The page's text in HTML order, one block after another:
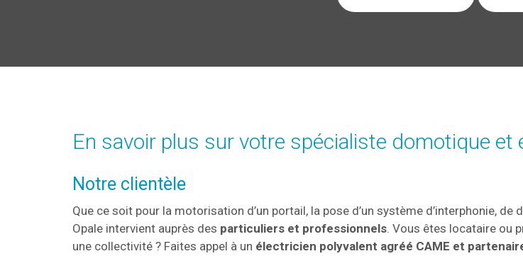
En savoir plus sur votre spécialiste domotique et
Notre clientèle
Que ce soit pour la motorisation d’un portail, la pose d’un système d’interphonie,
Opale intervient auprès des particuliers et professionnels. Vous êtes locataire ou
une collectivité ? Faites appel à un électricien polyvalent agréé CAME et